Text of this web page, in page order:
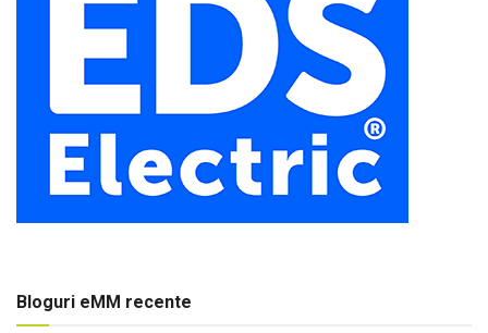
Bloguri eMM recente